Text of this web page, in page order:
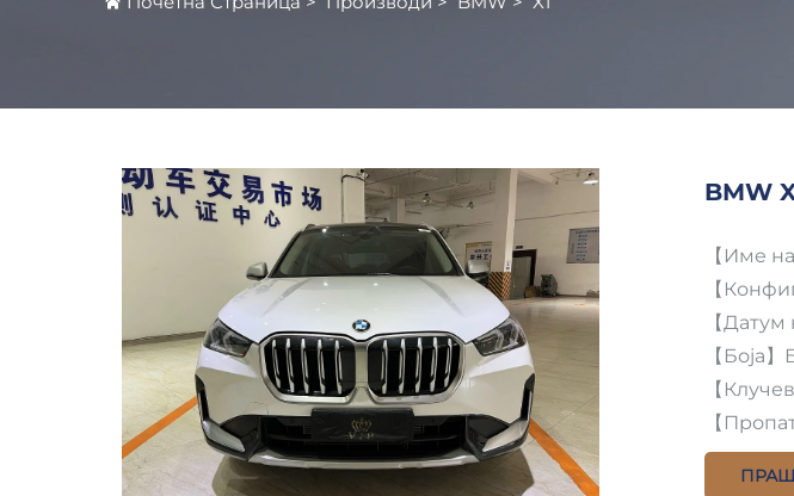
BMW
【Име
【
【
【Боја
【
【